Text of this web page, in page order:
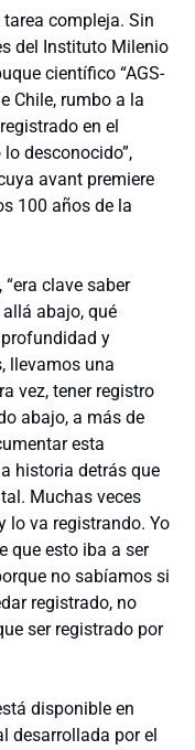
compleja. Sin
del Instituto Milenio
científico “AGS-
Chile, rumbo a la
en el
desconocido”,
avant premiere
100 años de la
clave saber
abajo, qué
y
llevamos una
vez, tener registro
abajo, a más de
esta
historia detrás que
Muchas veces
lo va registrando. Yo
que esto iba a ser
no sabíamos si
registrado, no
ser registrado por
disponible en
desarrollada por el